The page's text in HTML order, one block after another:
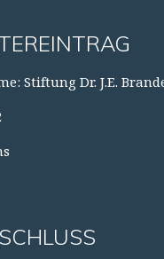
Stiftung Dr. J.E.